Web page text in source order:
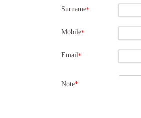
Surname*
Mobile*
Email*
Note*